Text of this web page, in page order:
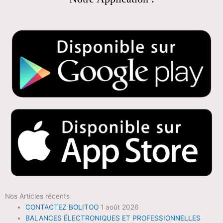
Nos Articles récents
CONTACTEZ BOLITOO 1 août 2026
BALANCES ÉLECTRONIQUES ET PROFESSIONNELLES